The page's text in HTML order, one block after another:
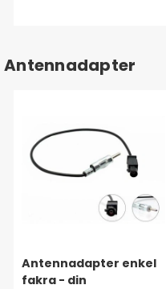
Antennadapter
Antennadapter enkel
fakra - din